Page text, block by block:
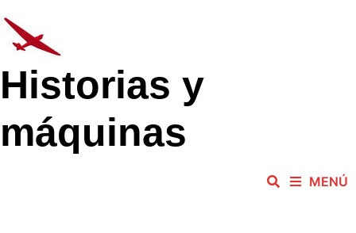
al
contenido
Historias y
máquinas
MENÚ